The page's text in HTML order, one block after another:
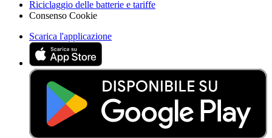
Riciclaggio delle batterie e tariffe
Consenso Cookie
Scarica l'applicazione